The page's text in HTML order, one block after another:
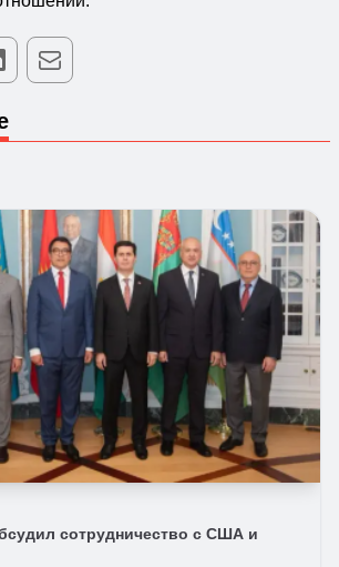
сотрудничество с США и